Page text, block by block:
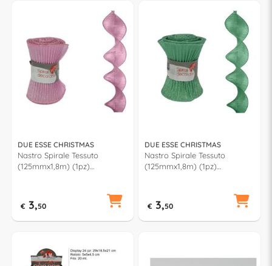
DUE ESSE CHRISTMAS
Nastro Spirale Tessuto
(125mmx1,8m) (1pz)
€ 3,50
DUE ESSE CHRISTMAS
Nastro Spirale Tessuto
(125mmx1,8m) (1pz)
€ 3,50